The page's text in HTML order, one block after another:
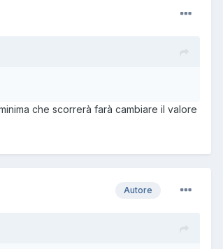
che scorrerà farà cambiare il valore
Autore